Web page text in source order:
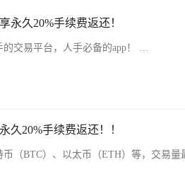
永久20%手续费返还！
交易平台，人手必备的app！ …
久20%手续费返还！！
（BTC）、以太币（ETH）等，交易量